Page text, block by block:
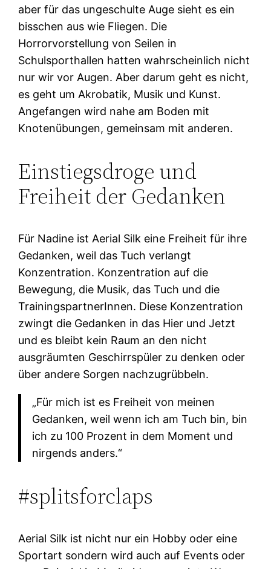
aber für das ungeschulte Auge sieht es ein
bisschen aus wie Fliegen. Die
Horrorvorstellung von Seilen in
Schulsporthallen hatten wahrscheinlich nicht
nur wir vor Augen. Aber darum geht es nicht,
es geht um Akrobatik, Musik und Kunst.
Angefangen wird nahe am Boden mit
Knotenübungen, gemeinsam mit anderen.
Einstiegsdroge und
Freiheit der Gedanken
Für Nadine ist Aerial Silk eine Freiheit für ihre
Gedanken, weil das Tuch verlangt
Konzentration. Konzentration auf die
Bewegung, die Musik, das Tuch und die
TrainingspartnerInnen. Diese Konzentration
zwingt die Gedanken in das Hier und Jetzt
und es bleibt kein Raum an den nicht
ausgräumten Geschirrspüler zu denken oder
über andere Sorgen nachzugrübbeln.
„Für mich ist es Freiheit von meinen
Gedanken, weil wenn ich am Tuch bin, bin
ich zu 100 Prozent in dem Moment und
nirgends anders.“
#splitsforclaps
Aerial Silk ist nicht nur ein Hobby oder eine
Sportart sondern wird auch auf Events oder